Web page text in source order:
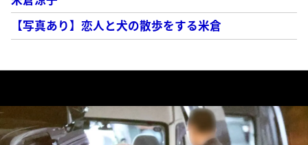
【写真あり】恋人と犬の散歩をする米倉